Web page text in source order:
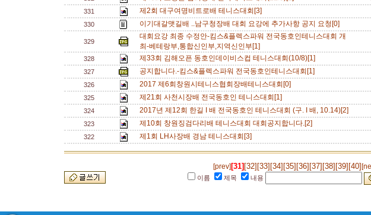
331
제2회 대구여명비트로배 테니스대회[3]
330
이기대갈맷길배 ..남구청장배 대회 요강에 추가사항 공지 요청[0]
329
대회요강 최종 수정안-킴스&플렉스파워 전국동호인테니스대회 개
최-베테랑부,통합신인부,지역신인부[1]
328 제33회 김해오픈 동호인데이비스컵 테니스대회(10/8)[1]
327
공지합니다.-킴스&플렉스파워 전국동호인테니스대회[1]
326
2017 제6회창원시테니스협회장배테니스대회[0]
325
제21회 사천시장배 전국동호인 테니스대회[1]
324
2017년 제12회 한길 I 배 전국동호인 테니스대회 (구. I 배, 10.14)[2]
323
제10회 창원징검다리배 테니스대회 대회공지합니다.[2]
322
제1회 LH사장배 경남 테니스대회[3]
[prev][31] [32] [33] [34] [35] [36] [37] [38] [39] [40]
이름 제목 내용